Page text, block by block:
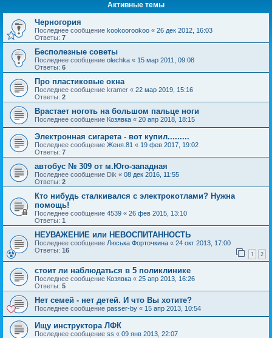
Активные темы
Черногория
Последнее сообщение kookoorookoo « 26 дек 2012, 16:03
Ответы: 7
Бесполезные советы
Последнее сообщение olechka « 15 мар 2011, 09:08
Ответы: 6
Про пластиковые окна
Последнее сообщение kramer « 22 мар 2019, 15:16
Ответы: 2
Врастает ноготь на большом пальце ноги
Последнее сообщение Козявка « 20 апр 2018, 18:15
Электронная сигарета - вот купил.........
Последнее сообщение Женя.81 « 19 фев 2017, 19:02
Ответы: 7
автобус № 309 от м.Юго-западная
Последнее сообщение Dik « 08 дек 2016, 11:55
Ответы: 2
Кто нибудь сталкивался с электрокотлами? Нужна
помощь!
Последнее сообщение 4539 « 26 фев 2015, 13:10
Ответы: 1
НЕУВАЖЕНИЕ или НЕВОСПИТАННОСТЬ
Последнее сообщение Люська Форточкина « 24 окт 2013, 17:00
Ответы: 16 1 2
стоит ли наблюдаться в 5 поликлинике
Последнее сообщение Козявка « 25 апр 2013, 16:26
Ответы: 5
Нет семей - нет детей. И что Вы хотите?
Последнее сообщение passer-by « 15 апр 2013, 10:54
Ищу инструктора ЛФК
Последнее сообщение ss « 09 янв 2013, 22:07